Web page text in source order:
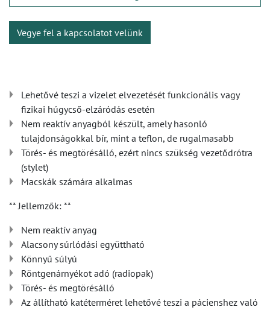
Vegye fel a kapcsolatot velünk
Lehetővé teszi a vizelet elvezetését funkcionális vagy
fizikai húgycső-elzáródás esetén
Nem reaktív anyagból készült, amely hasonló
tulajdonságokkal bír, mint a teflon, de rugalmasabb
Törés- és megtörésálló, ezért nincs szükség vezetődrótra
(stylet)
Macskák számára alkalmas
** Jellemzők: **
Nem reaktív anyag
Alacsony súrlódási együttható
Könnyű súlyú
Röntgenárnyékot adó (radiopak)
Törés- és megtörésálló
Az állítható katéterméret lehetővé teszi a pácienshez való